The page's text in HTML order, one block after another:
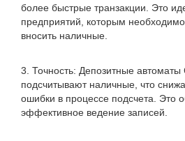
более быстрые транзакции. Это
предприятий, которым
вносить наличные.
3. Точность: Депозитные автоматы
подсчитывают наличные, что
ошибки в процессе подсчета. Это
эффективное ведение записей.